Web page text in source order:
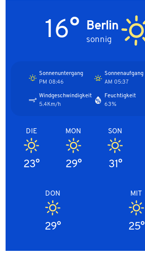
Berlin
sonnig
16°
Sonnenaufgang
05:37 AM
Sonnenuntergang
08:46 PM
Feuchtigkeit
63%
Windgeschwindigkeit
5.4Km/h
SON
31°
MON
29°
DIE
23°
MIT
25°
DON
29°